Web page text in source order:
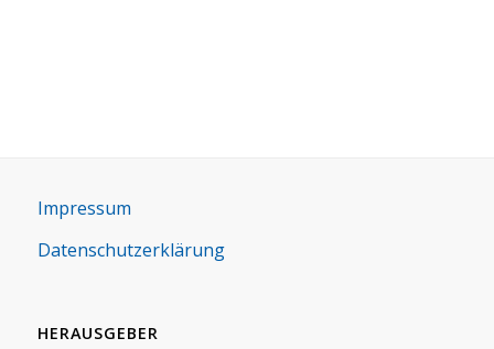
Impres­sum
Daten­schutz­er­klä­rung
HERAUSGEBER